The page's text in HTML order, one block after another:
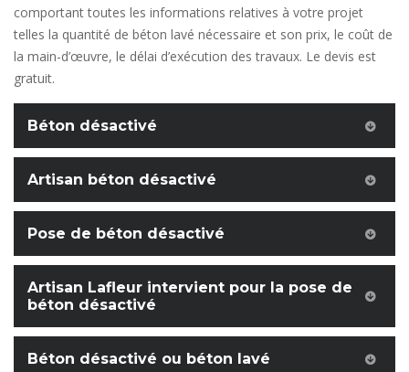
comportant toutes les informations relatives à votre projet
telles la quantité de béton lavé nécessaire et son prix, le coût de
la main-d’œuvre, le délai d’exécution des travaux. Le devis est
gratuit.
Béton désactivé
Artisan béton désactivé
Pose de béton désactivé
Artisan Lafleur intervient pour la pose de
béton désactivé
Béton désactivé ou béton lavé